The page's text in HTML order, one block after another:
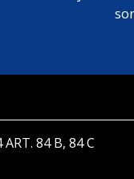
84 B, 84 C